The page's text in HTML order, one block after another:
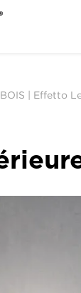
BOIS | Effetto